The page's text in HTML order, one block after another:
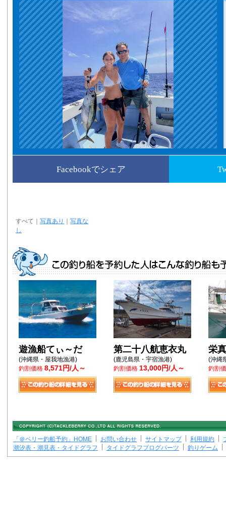
Facebookでシェア
すべて 写真あり
写真な
し
遊漁船てぃ～だ
(沖縄県・屋我地漁港)
釣割価格 8,571円/人～
第二十八航恵衣丸
(鹿児島県・宇宿漁港)
釣割価格 13,000円/人～
栄
(沖縄
釣割
「＠ベリー釣船予約」HOME お問い合わせ サイトマップ 利用規約
潮汐表・潮見表・タイドグラフ
タイドグラフブログパーツ 釣りゲーム